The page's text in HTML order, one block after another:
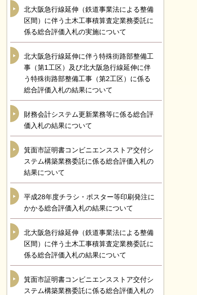
北大阪急行線延伸（鉄道事業法による整備
区間）に伴う土木工事積算査定業務委託に
係る総合評価入札の実施について
北大阪急行線延伸に伴う特殊街路部整備工
事（第1工区）及び北大阪急行線延伸に伴
う特殊街路部整備工事（第2工区）に係る
総合評価入札の結果について
財務会計システム更新業務等に係る総合評
価入札の結果について
箕面市証明書コンビニエンスストア交付シ
ステム構築業務委託に係る総合評価入札の
結果について
平成28年度チラシ・ポスター等印刷発注に
かかる総合評価入札の結果について
北大阪急行線延伸（鉄道事業法による整備
区間）に伴う土木工事積算査定業務委託に
係る総合評価入札の結果について
箕面市証明書コンビニエンスストア交付シ
ステム構築業務委託に係る総合評価入札の